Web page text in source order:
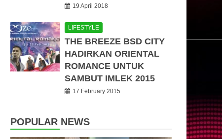
19 April 2018
LIFESTYLE
THE BREEZE BSD CITY
HADIRKAN ORIENTAL
ROMANCE UNTUK
SAMBUT IMLEK 2015
17 February 2015
POPULAR NEWS